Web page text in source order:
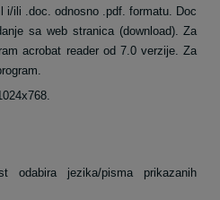
i/ili .doc. odnosno .pdf. formatu. Doc
sa web stranica (download). Za
acrobat reader od 7.0 verzije. Za
odabira jezika/pisma prikazanih